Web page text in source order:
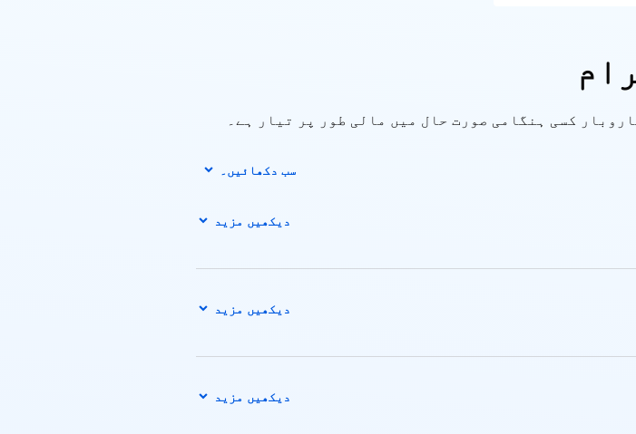
کسی ہنگامی صورت حال میں مالی طور پر تیار ہے۔
سب دکھائیں۔